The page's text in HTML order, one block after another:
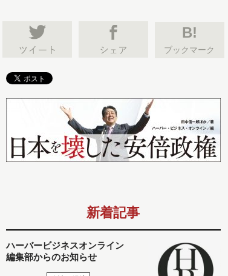
B!
ブックマーク
新着記事
ハーバービジネスオンライン
編集部からのお知らせ